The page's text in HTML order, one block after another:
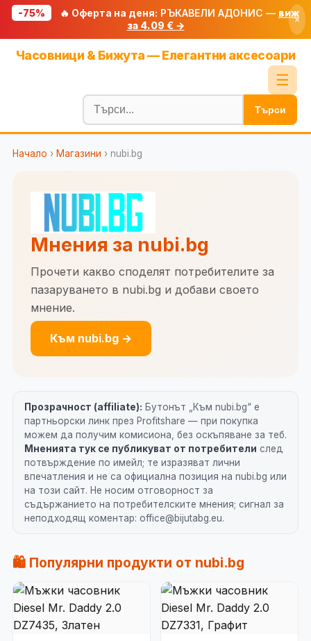
-75% 🔥 Оферта на деня: РЪКАВЕЛИ АДОНИС — виж
за 4.09 € →
×
Часовници & Бижута — Елегантни аксесоари
☰
Блог
🧮 Калкулатори
🔍 Намери продукт
🎟️ Купони
Търси
Начало › Магазини › nubi.bg
Мнения за nubi.bg
Прочети какво споделят потребителите за
пазаруването в nubi.bg и добави своето
мнение.
Към nubi.bg →
Прозрачност (affiliate): Бутонът „Към nubi.bg“ е
партньорски линк през Profitshare — при покупка
можем да получим комисиона, без оскъпяване за теб.
Мненията тук се публикуват от потребители след
потвърждение по имейл; те изразяват лични
впечатления и не са официална позиция на nubi.bg или
на този сайт. Не носим отговорност за
съдържанието на потребителските мнения; сигнал за
неподходящ коментар: office@bijutabg.eu.
🛍️ Популярни продукти от nubi.bg